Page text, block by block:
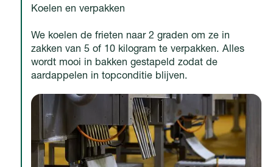
Koelen en verpakken
We koelen de frieten naar 2 graden om ze in
zakken van 5 of 10 kilogram te verpakken. Alles
wordt mooi in bakken gestapeld zodat de
aardappelen in topconditie blijven.